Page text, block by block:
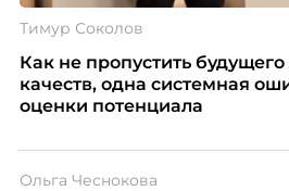
Тимур Соколов
Как не пропустить
качеств, одна системная
оценки потенциала
Ольга Чеснокова